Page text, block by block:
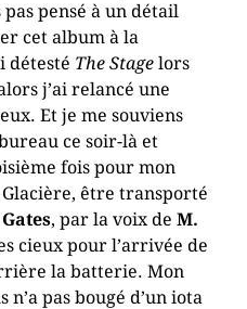
pas pensé à un détail
cet album à la
détesté The Stagelors
j’ai relancé une
Et je me souviens
ce soir-là et
fois pour mon
être transporté
, par la voix de M.
cieux pour l’arrivée de
la batterie. Mon
pas bougé d’un iota